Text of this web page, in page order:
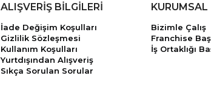
ALIŞVERİŞ BİLGİLERİ
İade Değişim Koşulları
Gizlilik Sözleşmesi
Kullanım Koşulları
Yurtdışından Alışveriş
Sıkça Sorulan Sorular
KURUMSAL
Bizimle Çalış
Franchise
İş Ortaklığı